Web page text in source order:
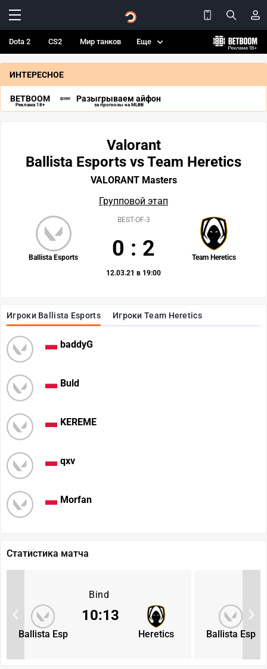
Dota 2 CS2 Мир танков Еще
ИНТЕРЕСНОЕ
BETBOOM
Реклама 18+
Разыгрываем айфон
за прогнозы на MLBB
Игроки Ballista Esports Игроки Team Heretics
baddyG
Buld
KEREME
qxv
Morfan
Valorant
Ballista Esports vs Team Heretics
VALORANT Masters
Групповой этап
Ballista Esports Team Heretics
BEST-OF-3
0 : 2
12.03.21 в 19:00
Статистика матча
Bind
Ballista Esp Heretics
10:13
Ballista Esp